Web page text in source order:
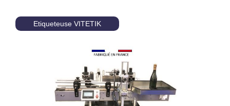
Etiqueteuse VITETIK